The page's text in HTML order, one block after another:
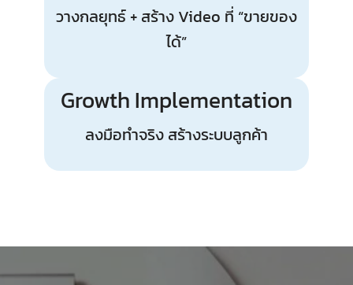
วางกลยุทธ์ + สร้าง Video ที่ “ขายของ
ได้”
Growth Implementation
ลงมือทำจริง สร้างระบบลูกค้า